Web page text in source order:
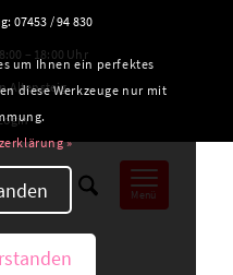
07453 / 94 830
– 18:00 Uhr
in Altensteig
Menü
um Ihnen ein perfektes
diese Werkzeuge nur mit
»